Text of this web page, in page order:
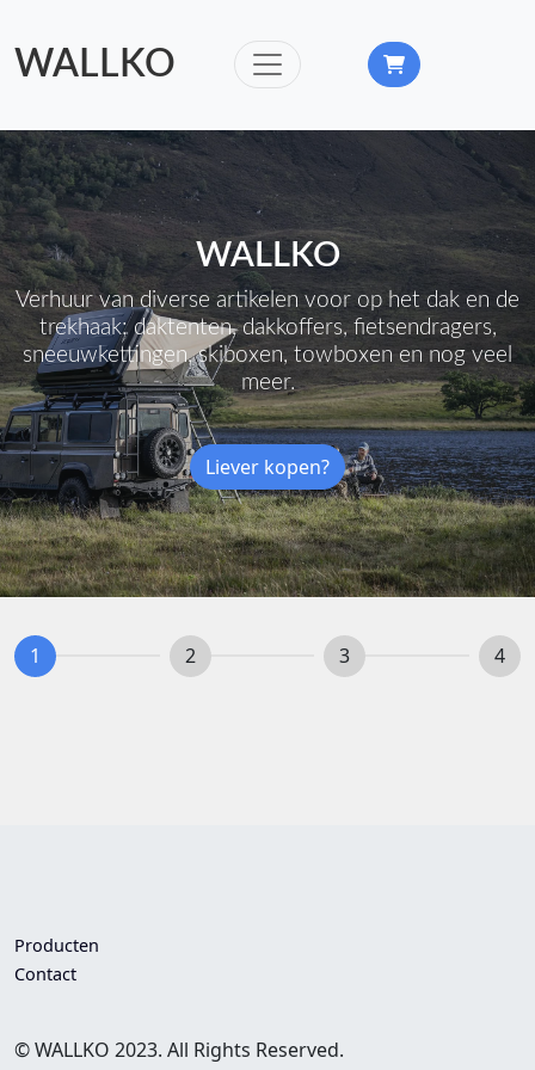
WALLKO
WALLKO
Verhuur van diverse artikelen voor op het dak en de
trekhaak: daktenten, dakkoffers, fietsendragers,
sneeuwkettingen, skiboxen, towboxen en nog veel
meer.
Liever kopen?
1 2 3 4
Producten
Contact
© WALLKO 2023. All Rights Reserved.